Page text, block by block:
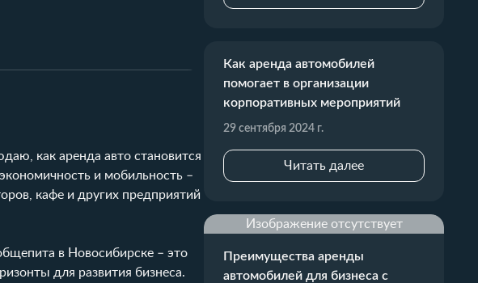
как аренда авто становится
и мобильность –
кафе и других предприятий
в Новосибирске – это
для развития бизнеса.
Как аренда автомобилей
помогает в организации
корпоративных мероприятий
29 сентября 2024 г.
Читать далее
Изображение отсутствует
Преимущества аренды
автомобилей для бизнеса с